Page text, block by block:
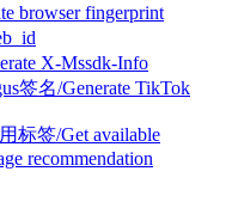
browser fingerprint
X-Mssdk-Info
签名/Generate TikTok
标签/Get available
recommendation